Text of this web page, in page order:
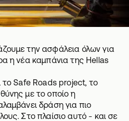
την ασφάλεια όλων για
η νέα καμπάνια της Hellas
τοSafe Roads project, το
με το οποίο η
δράση για πιο
Στο πλαίσιο αυτό - και σε